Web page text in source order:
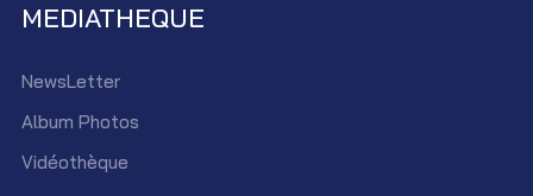
MEDIATHEQUE
NewsLetter
Album Photos
Vidéothèque